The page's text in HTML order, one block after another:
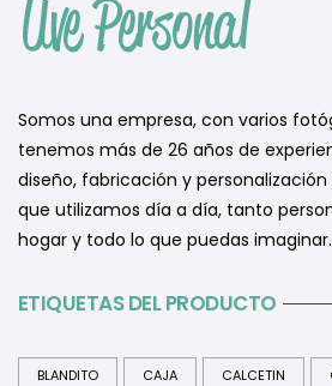
Somos una empresa, con varios
tenemos más de 26 años de
diseño, fabricación y
que utilizamos día a día, tanto
hogar y todo lo que puedas imaginar.
ETIQUETAS DEL PRODUCTO
BLANDITO CAJA CALCETIN